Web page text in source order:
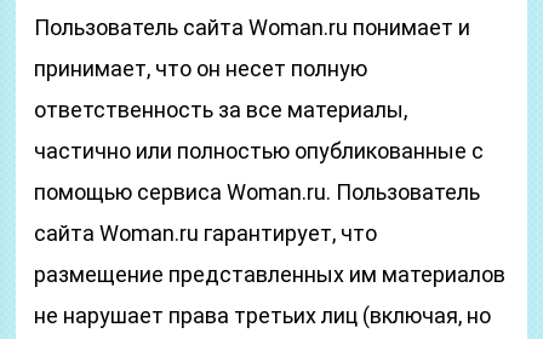
Пользователь сайта Woman.ru понимает и
принимает, что он несет полную
ответственность за все материалы,
частично или полностью опубликованные с
помощью сервиса Woman.ru. Пользователь
сайта Woman.ru гарантирует, что
размещение представленных им материалов
не нарушает права третьих лиц (включая, но